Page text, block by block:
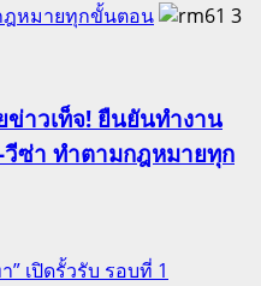
ฎหมายทุกขั้นตอน
3
ข่าวเท็จ! ยืนยันทำงาน
ซ่า ทำตามกฎหมายทุก
เปิดรั้วรับ รอบที่ 1